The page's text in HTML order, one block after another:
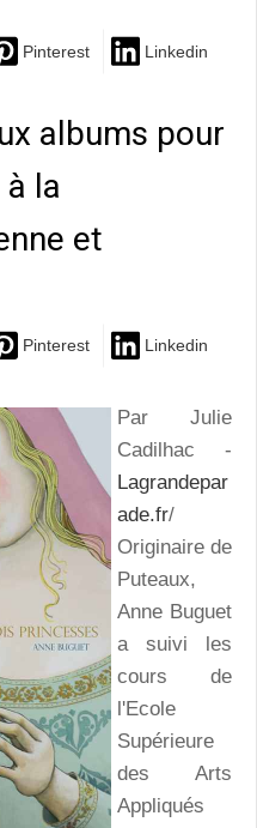
Pinterest Linkedin
albums pour
la
et
Pinterest Linkedin
Par Julie
Cadilhac -
Lagrandepar
ade.fr/
Originaire de
Puteaux,
Anne Buguet
a suivi les
cours de
l'Ecole
Supérieure
des Arts
Appliqués